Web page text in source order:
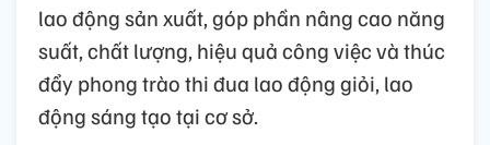
lao động sản xuất, góp phần nâng cao năng
suất, chất lượng, hiệu quả công việc và thúc
đẩy phong trào thi đua lao động giỏi, lao
động sáng tạo tại cơ sở.